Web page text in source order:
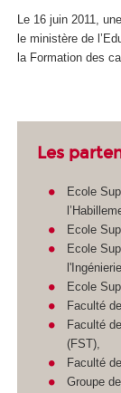
Le 16 juin 2011,
le ministère de
la Formation des
Les
Ecole
Ecole
Ecole
Ecole
Faculté
Faculté
(FST),
Faculté
Groupe